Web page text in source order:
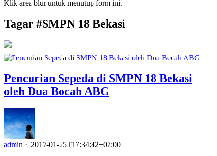
Klik area blur untuk menutup form ini.
Tagar #SMPN 18 Bekasi
Pencurian Sepeda di SMPN 18 Bekasi
oleh Dua Bocah ABG
admin · 2017-01-25T17:34:42+07:00